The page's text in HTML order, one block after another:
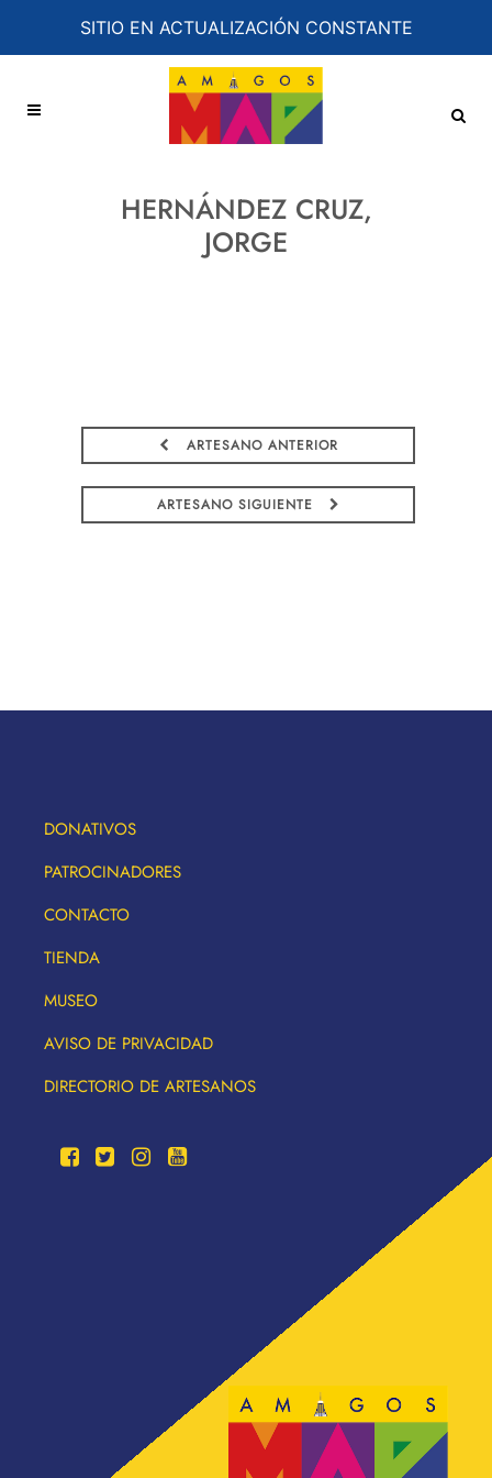
SITIO EN ACTUALIZACIÓN CONSTANTE
HERNÁNDEZ CRUZ,
JORGE
ARTESANO ANTERIOR
ARTESANO SIGUIENTE
DONATIVOS
PATROCINADORES
CONTACTO
TIENDA
MUSEO
AVISO DE PRIVACIDAD
DIRECTORIO DE ARTESANOS